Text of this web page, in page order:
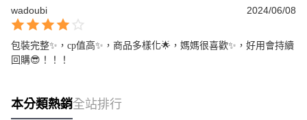
wadoubi
2024/06/08
包裝完整✨️，cp值高✨️，商品多樣化🌟，媽媽很喜歡✨️，好用會持續
回購😎！！！
本分類熱銷全站排行